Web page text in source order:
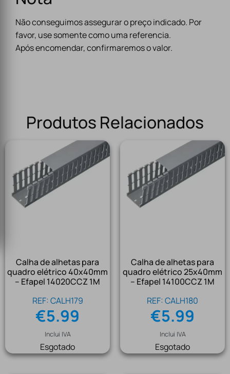
Não conseguimos assegurar o preço indicado. Por
favor, use somente como uma referencia.
Após encomendar, confirmaremos o valor.
Produtos Relacionados
Calha de alhetas para
quadro elétrico 40x40mm
– Efapel 14020CCZ 1M
REF: CALH179
€5.99
Inclui IVA
Esgotado
Calha de alhetas para
quadro elétrico 25x40mm
– Efapel 14100CCZ 1M
REF: CALH180
€5.99
Inclui IVA
Esgotado